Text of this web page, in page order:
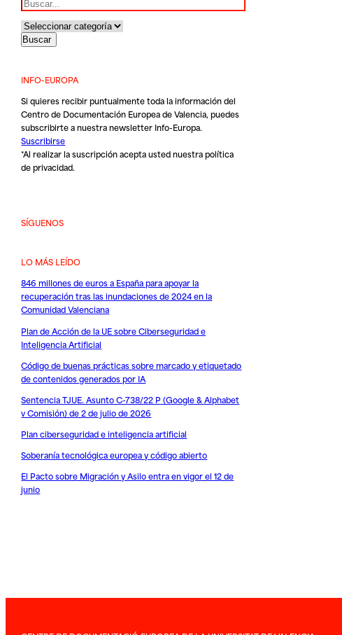
INFO-EUROPA
Si quieres recibir puntualmente toda la información del
Centro de Documentación Europea de Valencia, puedes
subscribirte a nuestra newsletter Info-Europa.
Suscribirse
*Al realizar la suscripción acepta usted nuestrapolítica
de privacidad.
SÍGUENOS
LO MÁS LEÍDO
846 millones de euros a España para apoyar la
recuperación tras las inundaciones de 2024 en la
Comunidad Valenciana
Plan de Acción de la UE sobre Ciberseguridad e
Inteligencia Artificial
Código de buenas prácticas sobre marcado y etiquetado
de contenidos generados por IA
Sentencia TJUE. Asunto C-738/22 P (Google & Alphabet
v Comisión) de 2 de julio de 2026
Plan ciberseguridad e inteligencia artificial
Soberanía tecnológica europea y código abierto
El Pacto sobre Migración y Asilo entra en vigor el 12 de
junio